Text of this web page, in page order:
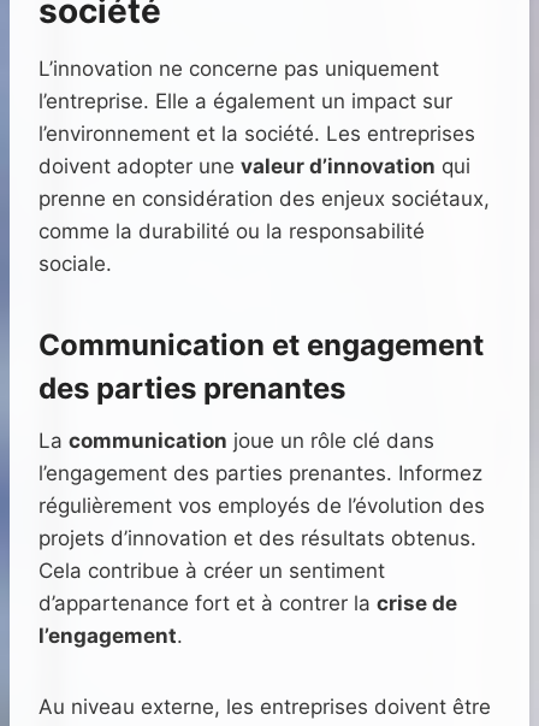
société
L’innovation ne concerne pas uniquement
l’entreprise. Elle a également un impact sur
l’environnement et la société. Les entreprises
doivent adopter une valeur d’innovation qui
prenne en considération des enjeux sociétaux,
comme la durabilité ou la responsabilité
sociale.
Communication et engagement
des parties prenantes
La communication joue un rôle clé dans
l’engagement des parties prenantes. Informez
régulièrement vos employés de l’évolution des
projets d’innovation et des résultats obtenus.
Cela contribue à créer un sentiment
d’appartenance fort et à contrer la crise de
l’engagement.
Au niveau externe, les entreprises doivent être